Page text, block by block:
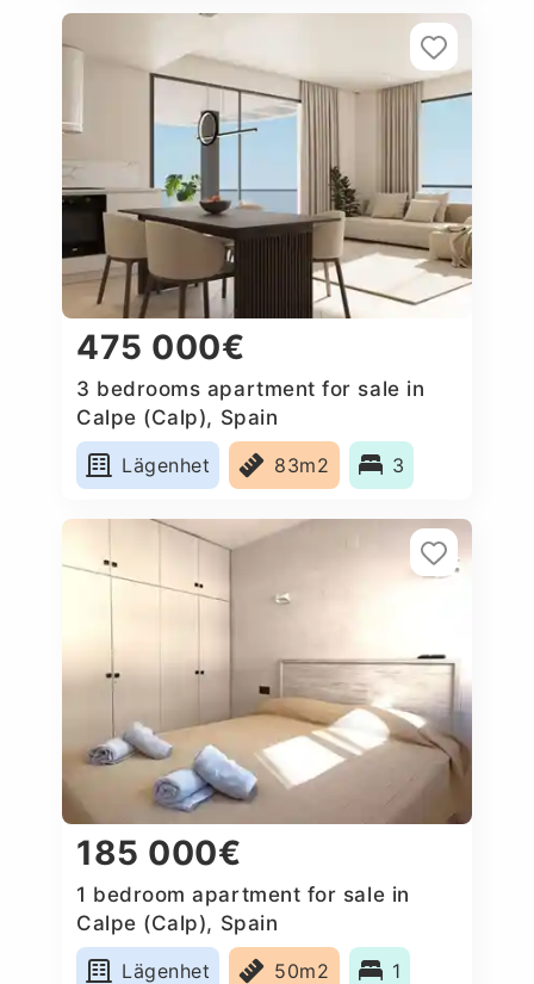
475 000€
3 bedrooms apartment for sale in
Calpe (Calp), Spain
Lägenhet
83m2 3
185 000€
1 bedroom apartment for sale in
Calpe (Calp), Spain
Lägenhet
50m2 1